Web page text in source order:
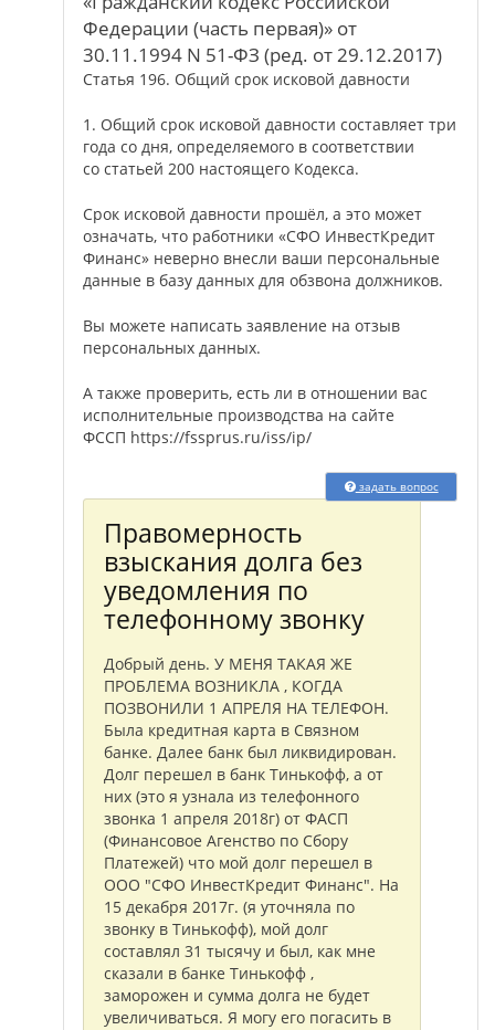
Федерации (часть первая)» от
30.11.1994 N 51-ФЗ (ред. от 29.12.2017)
Статья 196. Общий срок исковой давности
1. Общий срок исковой давности составляет три
года со дня, определяемого в соответствии
со статьей 200 настоящего Кодекса.
Срок исковой давности прошёл, а это может
означать, что работники «СФО ИнвестКредит
Финанс» неверно внесли ваши персональные
данные в базу данных для обзвона должников.
Вы можете написать заявление на отзыв
персональных данных.
А также проверить, есть ли в отношении вас
исполнительные производства на сайте
ФССП https://fssprus.ru/iss/ip/
задать вопрос
Правомерность
взыскания долга без
уведомления по
телефонному звонку
Добрый день. У МЕНЯ ТАКАЯ ЖЕ
ПРОБЛЕМА ВОЗНИКЛА , КОГДА
ПОЗВОНИЛИ 1 АПРЕЛЯ НА ТЕЛЕФОН.
Была кредитная карта в Связном
банке. Далее банк был ликвидирован.
Долг перешел в банк Тинькофф, а от
них (это я узнала из телефонного
звонка 1 апреля 2018г) от ФАСП
(Финансовое Агенство по Сбору
Платежей) что мой долг перешел в
ООО "СФО ИнвестКредит Финанс". На
15 декабря 2017г. (я уточняла по
звонку в Тинькофф), мой долг
составлял 31 тысячу и был, как мне
сказали в банке Тинькофф ,
заморожен и сумма долга не будет
увеличиваться. Я могу его погасить в